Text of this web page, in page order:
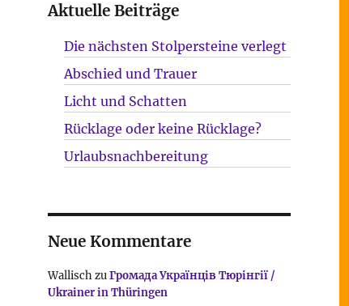
Aktuelle Beiträge
Die nächsten Stolpersteine verlegt
Abschied und Trauer
Licht und Schatten
Rücklage oder keine Rücklage?
Urlaubsnachbereitung
Neue Kommentare
WallischzuГромада Українців Тюрінгії /
Ukrainer in Thüringen